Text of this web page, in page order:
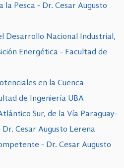
la Pesca - Dr. Cesar Augusto
Desarrollo Nacional Industrial,
Energética - Facultad de
en la Cuenca
de Ingeniería UBA
Sur, de la Vía Paraguay-
Cesar Augusto Lerena
- Dr. Cesar Augusto